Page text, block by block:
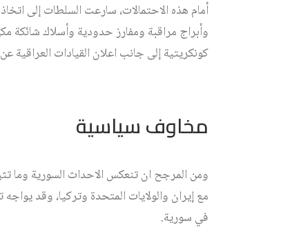
أمام هذه الاحتمالات، سارعت السلطات إلى
وأبراج مراقبة ومفارز حدودية وأسلاك شائكة
كونكريتية إلى جانب اعلان القيادات العراقية
مخاوف سياسية
ومن المرجح ان تنعكس الاحداث السورية وما
مع إيران والولايات المتحدة وتركيا، وقد
في سورية.